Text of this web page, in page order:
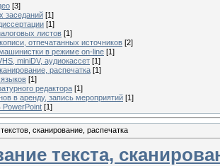
[3]
заседаний [1]
[1]
листов [1]
отпечатанных источников [2]
в режиме on-line [1]
miniDV, аудиокассет [1]
распечатка [1]
[1]
редактора [1]
в аренду, запись мероприятий [1]
PowerPoint [1]
сканирование, распечатка
текста,